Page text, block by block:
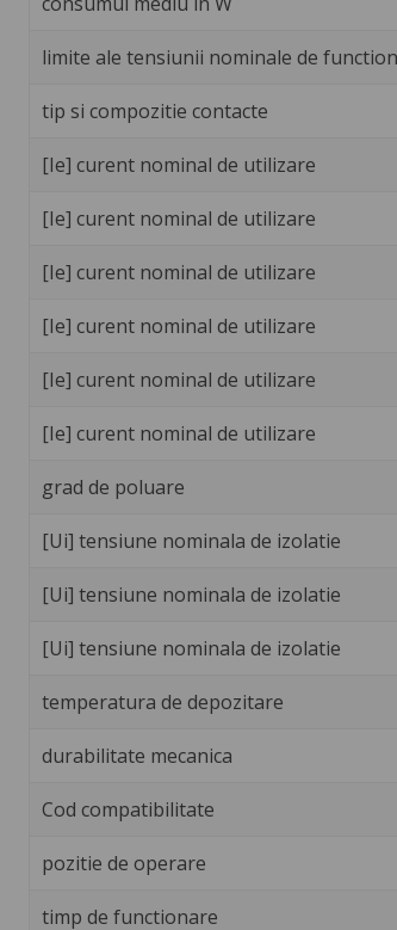
limite ale tensiunii nominale de
tip si compozitie contacte
[Ie] curent nominal de utilizare
[Ie] curent nominal de utilizare
[Ie] curent nominal de utilizare
[Ie] curent nominal de utilizare
[Ie] curent nominal de utilizare
[Ie] curent nominal de utilizare
grad de poluare
[Ui] tensiune nominala de izolatie
[Ui] tensiune nominala de izolatie
[Ui] tensiune nominala de izolatie
temperatura de depozitare
durabilitate mecanica
Cod compatibilitate
pozitie de operare
timp de functionare